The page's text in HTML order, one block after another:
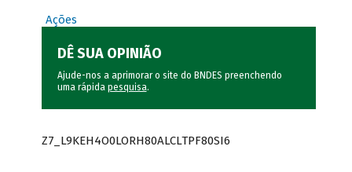
Ações
DÊ SUA OPINIÃO
Ajude-nos a aprimorar o site do BNDES preenchendo
uma rápida pesquisa.
Z7_L9KEH4O0LORH80ALCLTPF80SI6